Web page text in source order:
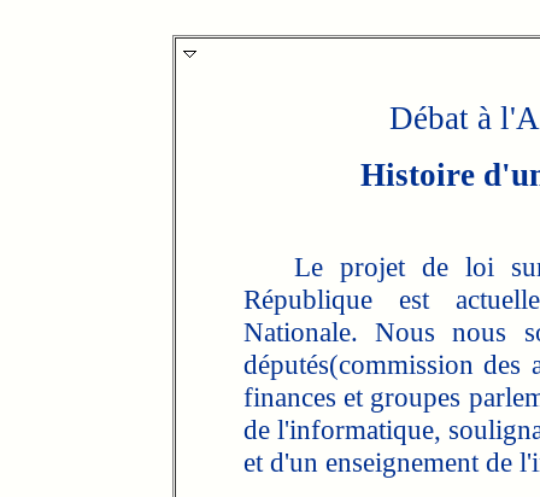
Débat à
Histoire
Le projet de loi sur
République est
Nationale. Nous nous
députés(commission des
finances et groupes
de l'informatique,
et d'un enseignement de